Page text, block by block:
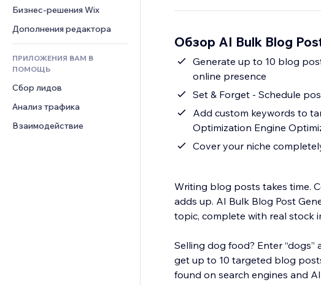
Еда и напитки
Новости
Баннеры и значки
Калькуляторы
Погода
Графики и таблицы
Телефон
Сообщество
Отзывы и комментарии
Управление отношениями с
клиентом (CRM)
Бизнес-решения Wix
Дополнения редактора
ПРИЛОЖЕНИЯ ВАМ В
ПОМОЩЬ
Сбор лидов
Анализ трафика
Взаимодействие
Обзор AI Bulk Blog
Generate up to 10 blog
online presence
Set & Forget - Schedule
Add custom keywords to
Optimization Engine
Cover your niche
Writing blog posts takes time.
adds up. AI Bulk Blog Post
topic, complete with real stock
Selling dog food? Enter
get up to 10 targeted blog
found on search engines and